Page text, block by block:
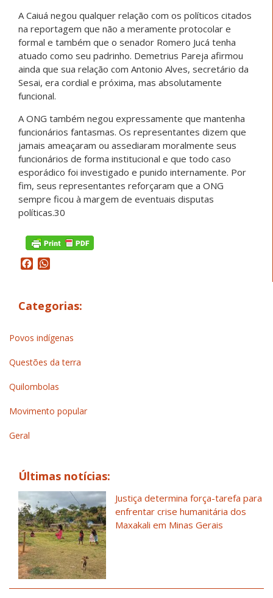
A Caiuá negou qualquer relação com os políticos citados
na reportagem que não a meramente protocolar e
formal e também que o senador Romero Jucá tenha
atuado como seu padrinho. Demetrius Pareja afirmou
ainda que sua relação com Antonio Alves, secretário da
Sesai, era cordial e próxima, mas absolutamente
funcional.
A ONG também negou expressamente que mantenha
funcionários fantasmas. Os representantes dizem que
jamais ameaçaram ou assediaram moralmente seus
funcionários de forma institucional e que todo caso
esporádico foi investigado e punido internamente. Por
fim, seus representantes reforçaram que a ONG
sempre ficou à margem de eventuais disputas
políticas.30
Facebook
Categorias:
Povos indígenas
Questões da terra
Quilombolas
Movimento popular
Geral
Últimas notícias:
Justiça determina força-tarefa para
enfrentar crise humanitária dos
Maxakali em Minas Gerais